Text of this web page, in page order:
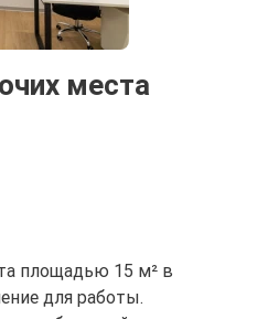
места
площадью 15 м² в
для работы.